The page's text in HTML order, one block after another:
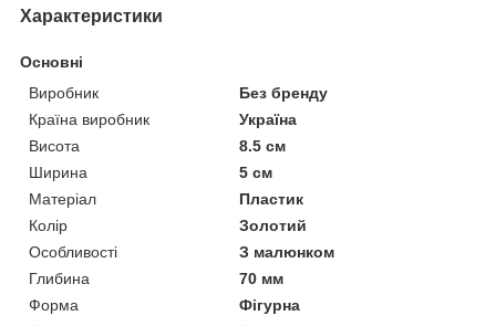
Характеристики
Основні
Виробник
Без бренду
Країна виробник
Україна
Висота
8.5 см
Ширина
5 см
Матеріал
Пластик
Колір
Золотий
Особливості
З малюнком
Глибина
70 мм
Форма
Фігурна